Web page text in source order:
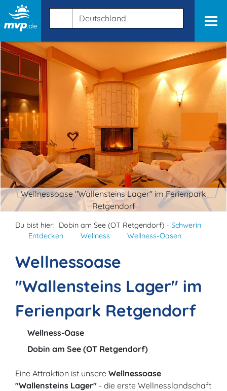
Wellnessoase "Wallensteins Lager" im Ferienpark
Retgendorf
Du bist hier: Dobin am See (OT Retgendorf) - Schwerin
Entdecken
Wellness Wellness-Oasen
Wellnessoase
"Wallensteins Lager" im
Ferienpark Retgendorf
Wellness-Oase
Dobin am See (OT Retgendorf)
Eine Attraktion ist unsere Wellnessoase
"Wallensteins Lager" - die erste Wellnesslandschaft